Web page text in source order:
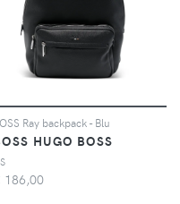
Ray backpack - Blu
HUGO BOSS
186,00